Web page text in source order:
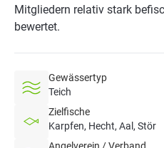
Mitgliedern relativ stark
bewertet.
Gewässertyp
Teich
Zielfische
Karpfen, Hecht, Aal, Stör